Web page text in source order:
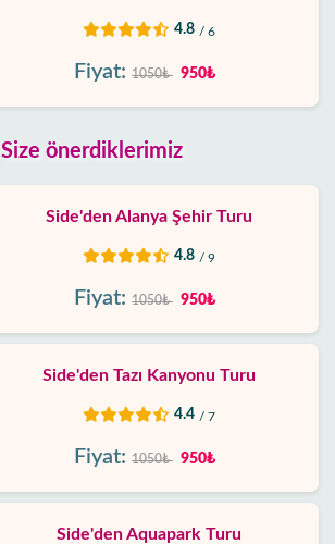
4.8 / 6
Fiyat: 1050₺ 950₺
Size önerdiklerimiz
Side'den Alanya Şehir Turu
4.8 / 9
Fiyat: 1050₺ 950₺
Side'den Tazı Kanyonu Turu
4.4 / 7
Fiyat: 1050₺ 950₺
Side'den Aquapark Turu